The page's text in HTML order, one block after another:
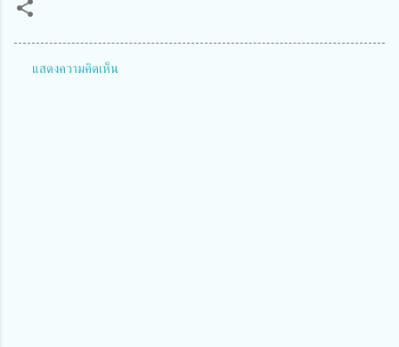
แสดงความคิดเห็น